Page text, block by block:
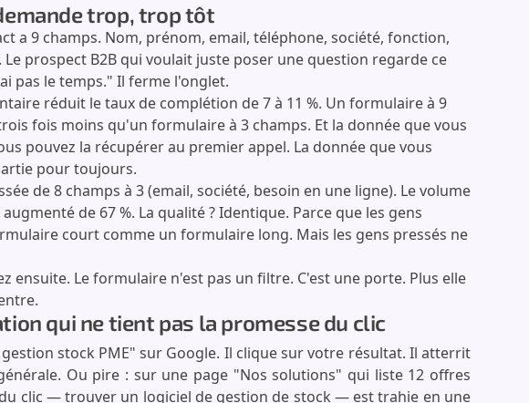
trop, trop tôt
a 9 champs. Nom, prénom, email, téléphone, société, fonction,
prospect B2B qui voulait juste poser une question regarde ce
pas le temps." Il ferme l'onglet.
réduit le taux de complétion de 7 à 11 %. Un formulaire à 9
fois moins qu'un formulaire à 3 champs. Et la donnée que vous
pouvez la récupérer au premier appel. La donnée que vous
pour toujours.
de 8 champs à 3 (email, société, besoin en une ligne). Le volume
de 67 %. La qualité ? Identique. Parce que les gens
court comme un formulaire long. Mais les gens pressés ne
ensuite. Le formulaire n'est pas un filtre. C'est une porte. Plus elle
qui ne tient pas la promesse du clic
stock PME" sur Google. Il clique sur votre résultat. Il atterrit
Ou pire : sur une page "Nos solutions" qui liste 12 offres
clic — trouver un logiciel de gestion de stock — est trahie en une